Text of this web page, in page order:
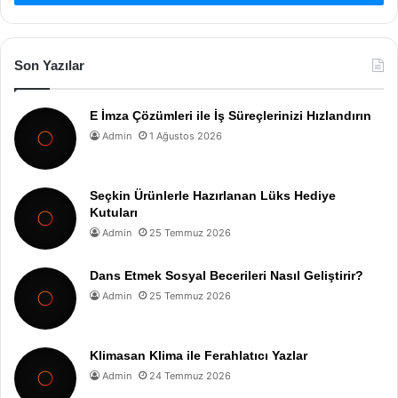
Son Yazılar
E İmza Çözümleri ile İş Süreçlerinizi Hızlandırın
Admin 1 Ağustos 2026
Seçkin Ürünlerle Hazırlanan Lüks Hediye
Kutuları
Admin 25 Temmuz 2026
Dans Etmek Sosyal Becerileri Nasıl Geliştirir?
Admin 25 Temmuz 2026
Klimasan Klima ile Ferahlatıcı Yazlar
Admin 24 Temmuz 2026